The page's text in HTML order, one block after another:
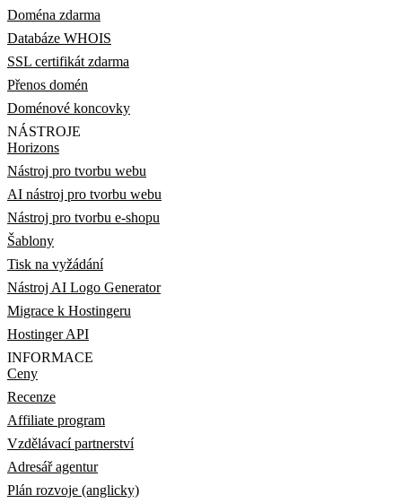
Doména zdarma
Databáze WHOIS
SSL certifikát zdarma
Přenos domén
Doménové koncovky
NÁSTROJE
Horizons
Nástroj pro tvorbu webu
AI nástroj pro tvorbu webu
Nástroj pro tvorbu e-shopu
Šablony
Tisk na vyžádání
Nástroj AI Logo Generator
Migrace k Hostingeru
Hostinger API
INFORMACE
Ceny
Recenze
Affiliate program
Vzdělávací partnerství
Adresář agentur
Plán rozvoje (anglicky)